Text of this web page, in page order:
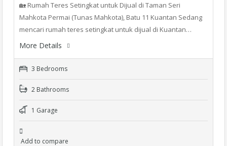
🏡 Rumah Teres Setingkat untuk Dijual di Taman Seri
Mahkota Permai (Tunas Mahkota), Batu 11 Kuantan Sedang
mencari rumah teres setingkat untuk dijual di Kuantan…
More Details
3 Bedrooms
2 Bathrooms
1 Garage
Add to compare